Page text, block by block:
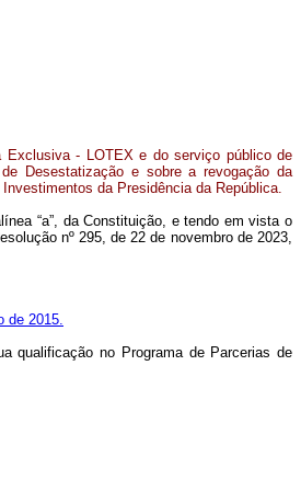
Exclusiva - LOTEX e do serviço público de
Desestatização e sobre a revogação da
da Presidência da República.
“a”, da Constituição, e tendo em vista o
nº 295, de 22 de novembro de 2023,
de 2015.
qualificação no Programa de Parcerias de